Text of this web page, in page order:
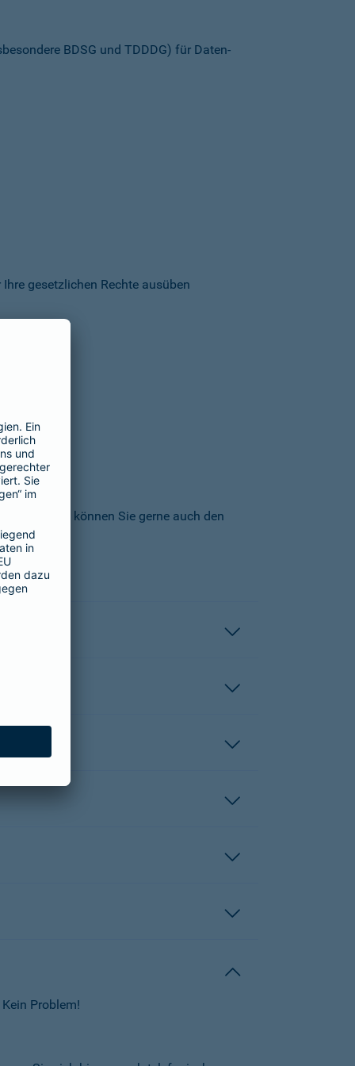
BDSG und TDDDG) für Daten­
gesetzlichen Rechte ausüben
AG können Sie gerne auch den
Problem!